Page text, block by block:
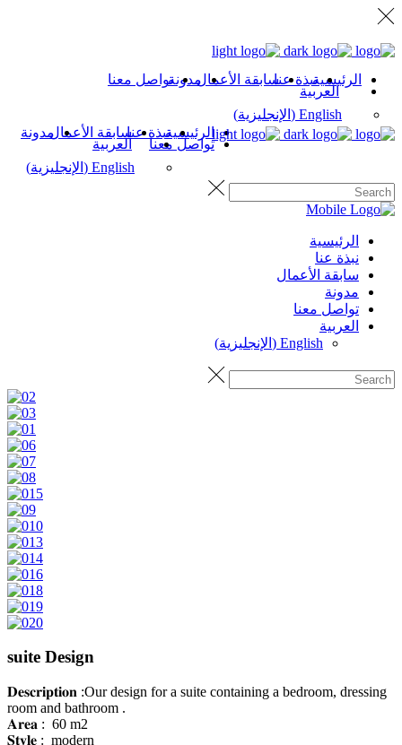
الرئيسيةنبذة عناسابقة الأعمالمدونةتواصل معنا
العربية
English
( الإنجليزية)
الرئيسيةنبذة عناسابقة الأعمالمدونة
تواصل معنا
العربية
English
( الإنجليزية)
الرئيسية
نبذة عنا
سابقة الأعمال
مدونة
تواصل معنا
العربية
English
( الإنجليزية)
suite Design
𝐃𝐞𝐬𝐜𝐫𝐢𝐩𝐭𝐢𝐨𝐧 :Our design for a suite containing a bedroom, dressing
room and bathroom .
𝐀𝐫𝐞𝐚 : 60 m2
𝐒𝐭𝐲𝐥𝐞 : modern